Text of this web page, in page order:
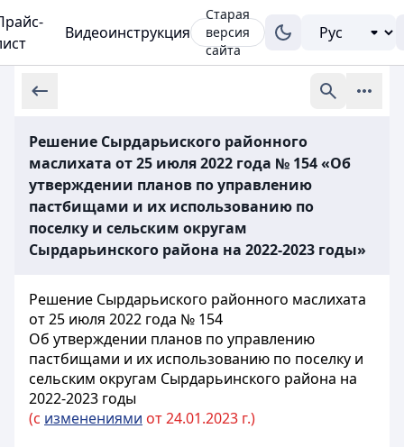
Видеоинструкция
Старая
версия
сайта
Решение Сырдарьиского районного
маслихата от 25 июля 2022 года № 154 «Об
утверждении планов по управлению
пастбищами и их использованию по
поселку и сельским округам
Сырдарьинского района на 2022-2023 годы»
Решение Сырдарьиского районного маслихата
от 25 июля 2022 года № 154
Об утверждении планов по управлению
пастбищами и их использованию по поселку и
сельским округам Сырдарьинского района на
2022-2023 годы
(с изменениями от 24.01.2023 г.)